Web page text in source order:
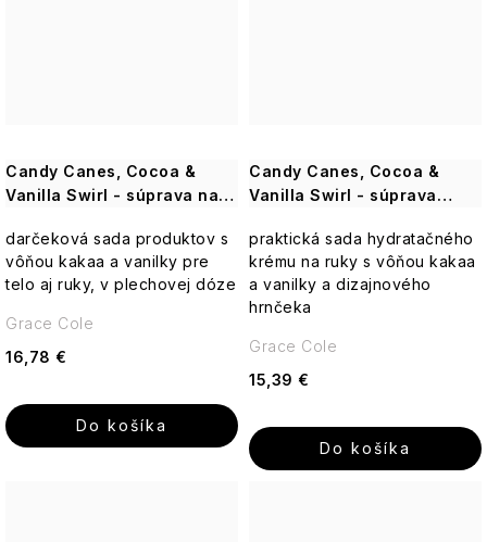
Candy Canes, Cocoa &
Vanilla Swirl - súprava na
darčeková sada produktov s
vôňou kakaa a vanilky pre
telo aj ruky, v plechovej dóze
16,78 €
Do košíka
Grace Cole
Candy Canes, Cocoa &
Vanilla Swirl - súprava
ks
praktická sada hydratačného
krému na ruky s vôňou kakaa
a vanilky a dizajnového
hrnčeka
15,39 €
Do košíka
Grace Cole